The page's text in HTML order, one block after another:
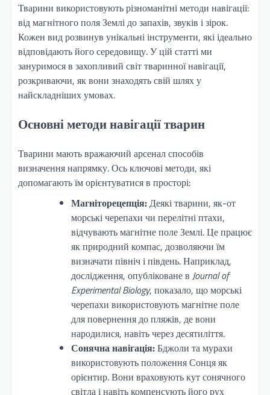
Тварини використовують різноманітні методи навігації:
від магнітного поля Землі до запахів, звуків і зірок.
Кожен вид розвинув унікальні інструменти, які ідеально
відповідають його середовищу. У цій статті ми
зануримося в захопливий світ тваринної навігації,
розкриваючи, як вони знаходять свій шлях у
найскладніших умовах.
Основні методи навігації тварин
Тварини мають вражаючий арсенал способів
визначення напрямку. Ось ключові методи, які
допомагають їм орієнтуватися в просторі:
Магніторецепція:Деякі тварини, як-от
морські черепахи чи перелітні птахи,
відчувають магнітне поле Землі. Це працює
як природний компас, дозволяючи їм
визначати північ і південь. Наприклад,
дослідження, опубліковане в Journal of
Experimental Biology, показало, що морські
черепахи використовують магнітне поле
для повернення до пляжів, де вони
народилися, навіть через десятиліття.
Сонячна навігація:Бджоли та мурахи
використовують положення Сонця як
орієнтир. Вони враховують кут сонячного
світла і навіть компенсують його рух